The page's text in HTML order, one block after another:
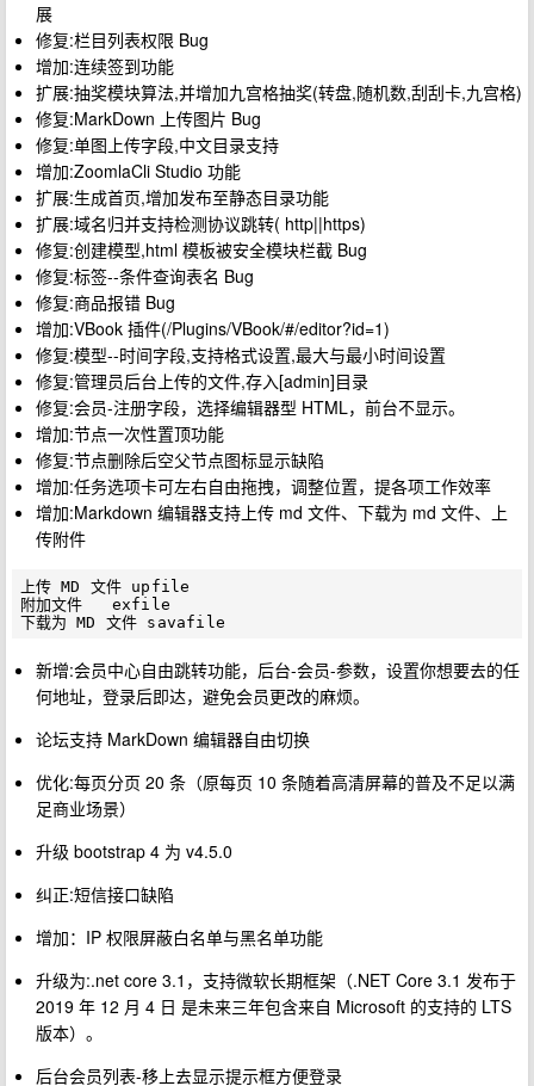
展
修复:栏目列表权限 Bug
增加:连续签到功能
扩展:抽奖模块算法,并增加九宫格抽奖(转盘,随机数,刮刮卡,九宫格)
修复:MarkDown 上传图片 Bug
修复:单图上传字段,中文目录支持
增加:ZoomlaCli Studio 功能
扩展:生成首页,增加发布至静态目录功能
扩展:域名归并支持检测协议跳转( http||https)
修复:创建模型,html 模板被安全模块栏截 Bug
修复:标签--条件查询表名 Bug
修复:商品报错 Bug
增加:VBook 插件(/Plugins/VBook/#/editor?id=1)
修复:模型--时间字段,支持格式设置,最大与最小时间设置
修复:管理员后台上传的文件,存入[admin]目录
修复:会员-注册字段，选择编辑器型 HTML，前台不显示。
增加:节点一次性置顶功能
修复:节点删除后空父节点图标显示缺陷
增加:任务选项卡可左右自由拖拽，调整位置，提各项工作效率
增加:Markdown 编辑器支持上传 md 文件、下载为 md 文件、上
传附件
上传 MD 文件 upfile
附加文件   exfile
新增:会员中心自由跳转功能，后台-会员-参数，设置你想要去的任
何地址，登录后即达，避免会员更改的麻烦。
论坛支持 MarkDown 编辑器自由切换
优化:每页分页 20 条（原每页 10 条随着高清屏幕的普及不足以满
足商业场景）
升级 bootstrap 4 为 v4.5.0
纠正:短信接口缺陷
增加：IP 权限屏蔽白名单与黑名单功能
升级为:.net core 3.1，支持微软长期框架（.NET Core 3.1 发布于
2019 年 12 月 4 日 是未来三年包含来自 Microsoft 的支持的 LTS
版本）。
后台会员列表-移上去显示提示框方便登录